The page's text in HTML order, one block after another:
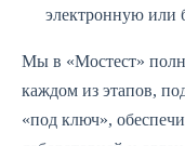
электронную или
Мы в «Мостест»
каждом из этапов,
«под ключ»,